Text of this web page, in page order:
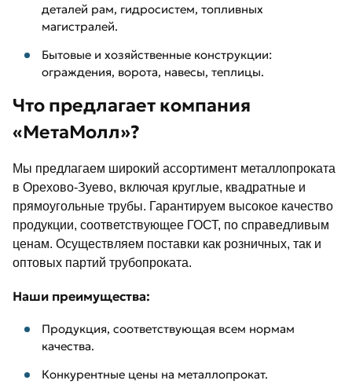
деталей рам, гидросистем, топливных
магистралей.
Бытовые и хозяйственные конструкции:
ограждения, ворота, навесы, теплицы.
Что предлагает компания
«МетаМолл»?
Мы предлагаем широкий ассортимент металлопроката
в Орехово-Зуево, включая круглые, квадратные и
прямоугольные трубы. Гарантируем высокое качество
продукции, соответствующее ГОСТ, по справедливым
ценам. Осуществляем поставки как розничных, так и
оптовых партий трубопроката.
Наши преимущества:
Продукция, соответствующая всем нормам
качества.
Конкурентные цены на металлопрокат.